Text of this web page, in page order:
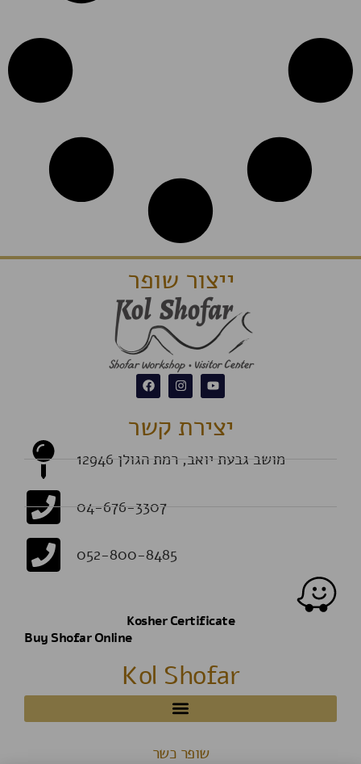
ייצור שופר
יצירת קשר
מושב גבעת יואב, רמת הגולן 12946
04-676-3307
052-800-8485
Kosher Certificate
Buy Shofar Online
Kol Shofar
שופר כשר